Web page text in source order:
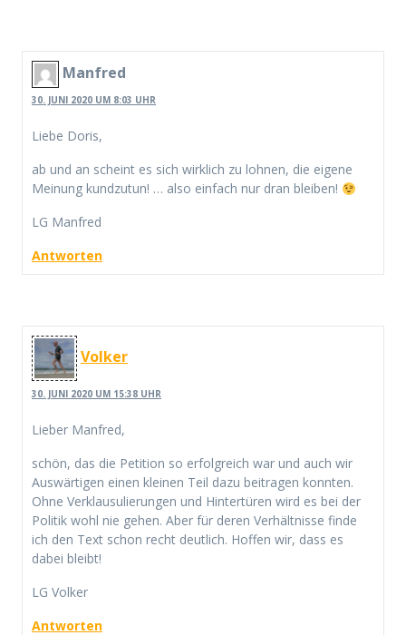
Manfred
30. JUNI 2020 UM 8:03 UHR
Liebe Doris,
ab und an scheint es sich wirklich zu lohnen, die eigene
Meinung kundzutun! … also einfach nur dran bleiben!
LG Manfred
Antworten
Volker
30. JUNI 2020 UM 15:38 UHR
Lieber Manfred,
schön, das die Petition so erfolgreich war und auch wir
Auswärtigen einen kleinen Teil dazu beitragen konnten.
Ohne Verklausulierungen und Hintertüren wird es bei der
Politik wohl nie gehen. Aber für deren Verhältnisse finde
ich den Text schon recht deutlich. Hoffen wir, dass es
dabei bleibt!
LG Volker
Antworten